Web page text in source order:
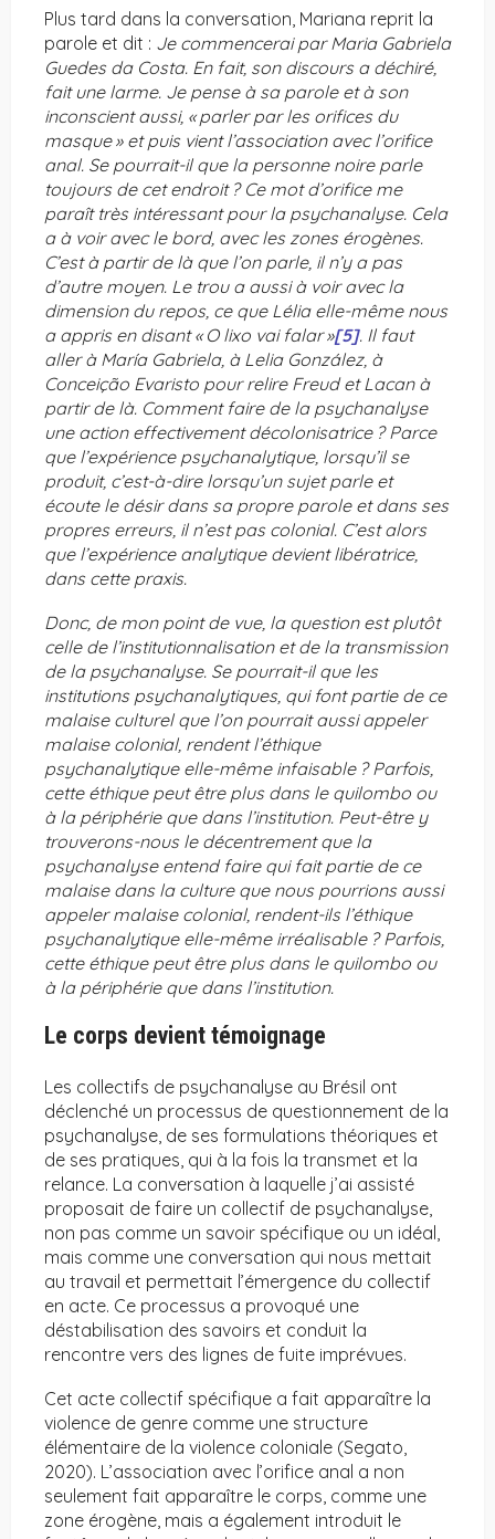
Plus tard dans la conversation, Mariana reprit la
parole et dit : Je commencerai par Maria Gabriela
Guedes da Costa. En fait, son discours a déchiré,
fait une larme. Je pense à sa parole et à son
inconscient aussi, « parler par les orifices du
masque » et puis vient l’association avec l’orifice
anal. Se pourrait-il que la personne noire parle
toujours de cet endroit ? Ce mot d’orifice me
paraît très intéressant pour la psychanalyse. Cela
a à voir avec le bord, avec les zones érogènes.
C’est à partir de là que l’on parle, il n’y a pas
d’autre moyen. Le trou a aussi à voir avec la
dimension du repos, ce que Lélia elle-même nous
a appris en disant « O lixo vai falar »[5]. Il faut
aller à María Gabriela, à Lelia González, à
Conceição Evaristo pour relire Freud et Lacan à
partir de là. Comment faire de la psychanalyse
une action effectivement décolonisatrice ? Parce
que l’expérience psychanalytique, lorsqu’il se
produit, c’est-à-dire lorsqu’un sujet parle et
écoute le désir dans sa propre parole et dans ses
propres erreurs, il n’est pas colonial. C’est alors
que l’expérience analytique devient libératrice,
dans cette praxis.
Donc, de mon point de vue, la question est plutôt
celle de l’institutionnalisation et de la transmission
de la psychanalyse. Se pourrait-il que les
institutions psychanalytiques, qui font partie de ce
malaise culturel que l’on pourrait aussi appeler
malaise colonial, rendent l’éthique
psychanalytique elle-même infaisable ? Parfois,
cette éthique peut être plus dans le quilombo ou
à la périphérie que dans l’institution. Peut-être y
trouverons-nous le décentrement que la
psychanalyse entend faire qui fait partie de ce
malaise dans la culture que nous pourrions aussi
appeler malaise colonial, rendent-ils l’éthique
psychanalytique elle-même irréalisable ? Parfois,
cette éthique peut être plus dans le quilombo ou
à la périphérie que dans l’institution.
Le corps devient témoignage
Les collectifs de psychanalyse au Brésil ont
déclenché un processus de questionnement de la
psychanalyse, de ses formulations théoriques et
de ses pratiques, qui à la fois la transmet et la
relance. La conversation à laquelle j’ai assisté
proposait de faire un collectif de psychanalyse,
non pas comme un savoir spécifique ou un idéal,
mais comme une conversation qui nous mettait
au travail et permettait l’émergence du collectif
en acte. Ce processus a provoqué une
déstabilisation des savoirs et conduit la
rencontre vers des lignes de fuite imprévues.
Cet acte collectif spécifique a fait apparaître la
violence de genre comme une structure
élémentaire de la violence coloniale (Segato,
2020). L’association avec l’orifice anal a non
seulement fait apparaître le corps, comme une
zone érogène, mais a également introduit le